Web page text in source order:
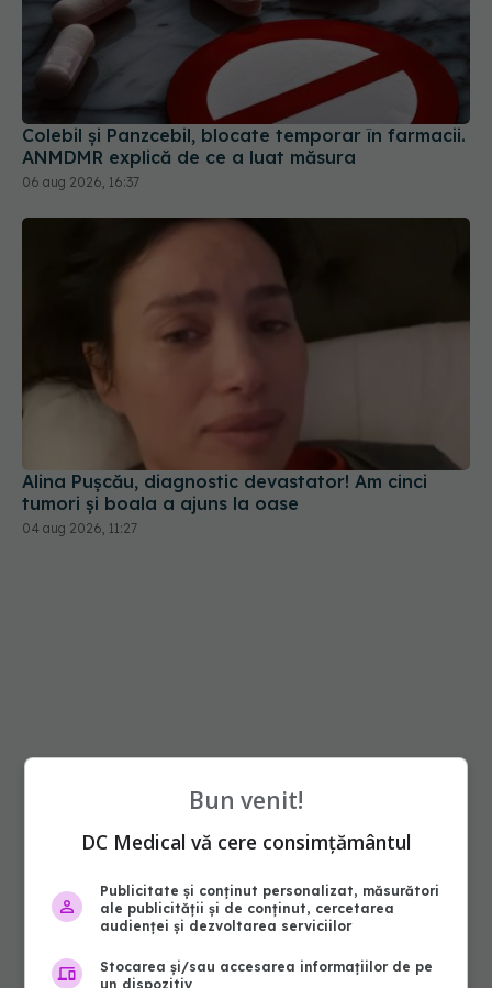
Colebil și Panzcebil, blocate temporar în farmacii.
ANMDMR explică de ce a luat măsura
06 aug 2026, 16:37
Alina Pușcău, diagnostic devastator! Am cinci
tumori și boala a ajuns la oase
04 aug 2026, 11:27
Bun venit!
DC Medical vă cere consimțământul
Publicitate și conținut personalizat, măsurători
ale publicității și de conținut, cercetarea
audienței și dezvoltarea serviciilor
Stocarea și/sau accesarea informațiilor de pe
un dispozitiv